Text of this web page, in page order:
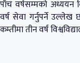
पाँच वर्षसम्मको अध्ययन
वर्ष सेवा गर्नुपर्ने उल्लेख
कम्तीमा तीन वर्ष